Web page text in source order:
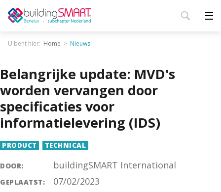
U bent hier: Home Nieuws
Belangrijke update: MVD's
worden vervangen door
specificaties voor
informatielevering (IDS)
PRODUCT TECHNICAL
DOOR: buildingSMART International
GEPLAATST:
07/02/2023